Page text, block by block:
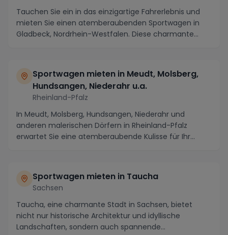
Tauchen Sie ein in das einzigartige Fahrerlebnis und
mieten Sie einen atemberaubenden Sportwagen in
Gladbeck, Nordrhein-Westfalen. Diese charmante
Sportwagen mieten in Meudt, Molsberg,
Hundsangen, Niederahr u.a.
Rheinland-Pfalz
In Meudt, Molsberg, Hundsangen, Niederahr und
anderen malerischen Dörfern in Rheinland-Pfalz
erwartet Sie eine atemberaubende Kulisse für Ihr
Sportwagen mieten in Taucha
Sachsen
Taucha, eine charmante Stadt in Sachsen, bietet
nicht nur historische Architektur und idyllische
Landschaften, sondern auch spannende